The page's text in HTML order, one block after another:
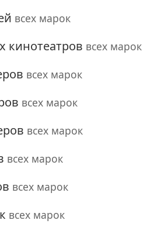
всех марок
кинотеатров всех марок
всех марок
всех марок
всех марок
всех марок
всех марок
всех марок